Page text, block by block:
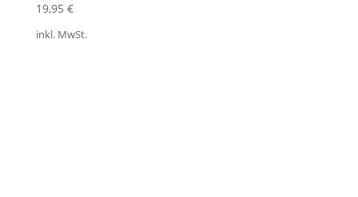
19,95 €
inkl. MwSt.